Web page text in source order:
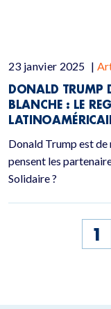
23 janvier 2025 |
DONALD TRUMP
BLANCHE : LE
Donald Trump est
pensent les
Solidaire ?
1